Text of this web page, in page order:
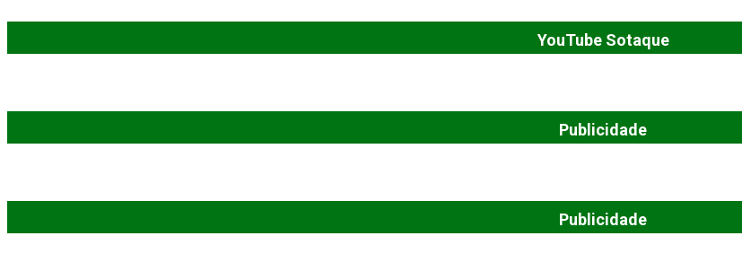
YouTube Sotaque
Publicidade
Publicidade